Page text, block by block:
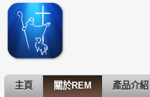
主頁 關於REM 產品介紹